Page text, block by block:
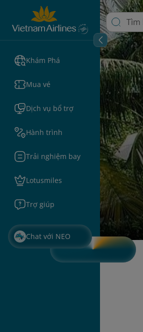
Khám Phá
Mua vé
Dịch vụ bổ trợ
Hành trình
Trải nghiệm bay
Lotusmiles
Trợ giúp
Chat với NEO